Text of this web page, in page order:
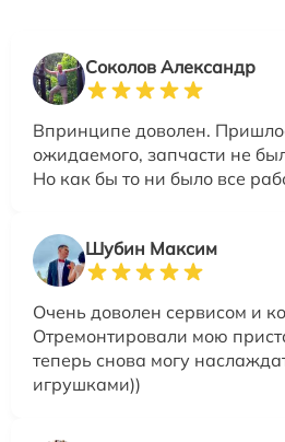
Соколов Александр
Впринципе доволен.
ожидаемого, запчасти не
Но как бы то ни было все
Шубин Максим
Очень доволен сервисом и
Отремонтировали мою
теперь снова могу
игрушками))